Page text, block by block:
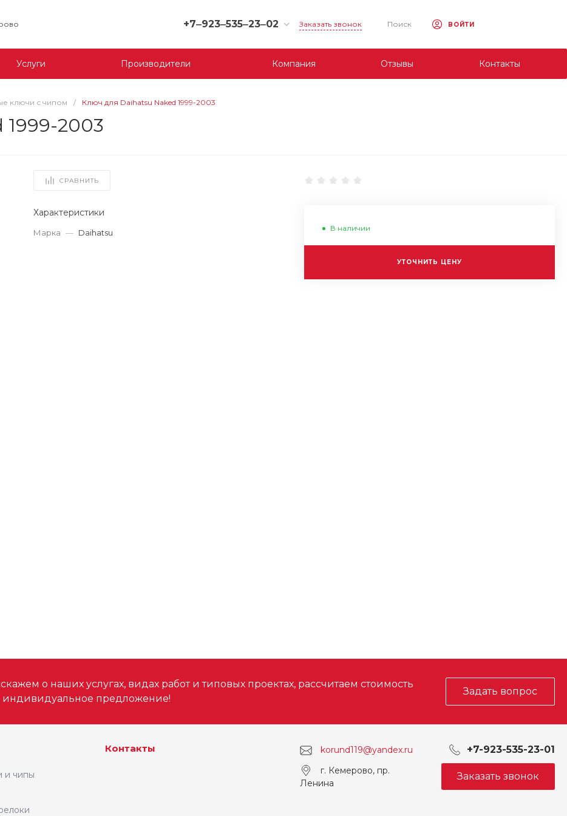
+7‒923‒535‒23‒02
г. Кемерово, ул. Юрия
Пн-Сб: 9:00-19:00
Заказать звонок Поиск ВОЙТИ
Услуги Производители Компания Отзывы Контакты
ключи с чипом / Ключ для Daihatsu Naked 1999-2003
2003
СРАВНИТЬ
Характеристики
Марка — Daihatsu В наличии
УТОЧНИТЬ ЦЕНУ
о наших услугах, видах работ и типовых проектах, рассчитаем стоимость
индивидуальное предложение!
Задать вопрос
и чипы
Контакты korund119@yandex.ru +7-923-535-23-01
г. Кемерово, пр.
Ленина
Заказать звонок